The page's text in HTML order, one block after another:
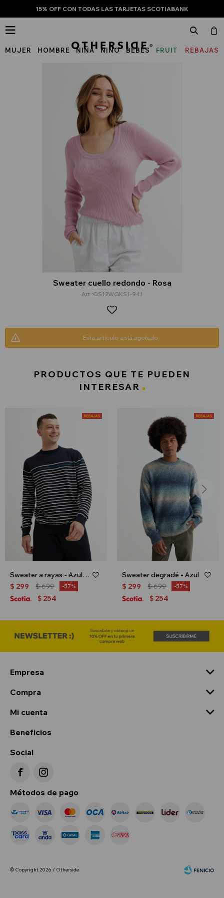
15% OFF CON TODAS LAS TARJETAS SCOTIABANK
MUJER HOMBRE NIÑA NIÑO BEBÉS
FRUIT
REBAJAS

Sweater cuello redondo - Rosa
OS12WGKS1-941
Este artículo está agotado.
PRODUCTOS QUE TE PUEDEN
INTERESAR
Sweater a rayas - Azul marino
$ 299 $699 57
$ 254
Sweater degradé - Azul
$ 299 $699 57
$ 254
Empresa
Compra
Mi cuenta
Beneficios
Social
 
Métodos de pago
© Copyright 2026 / Otherside